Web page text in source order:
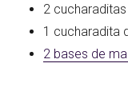
2
1 cucharadita
2 bases de